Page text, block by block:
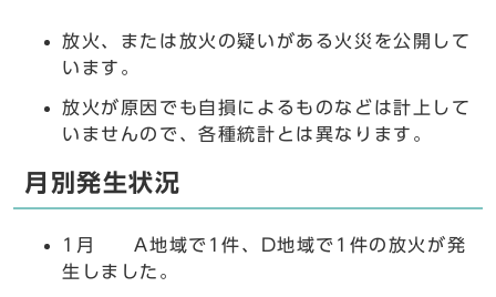
放火、または放火の疑いがある火災を公開して
います。
放火が原因でも自損によるものなどは計上して
いませんので、各種統計とは異なります。
月別発生状況
1月 A地域で1件、D地域で1件の放火が発
生しました。